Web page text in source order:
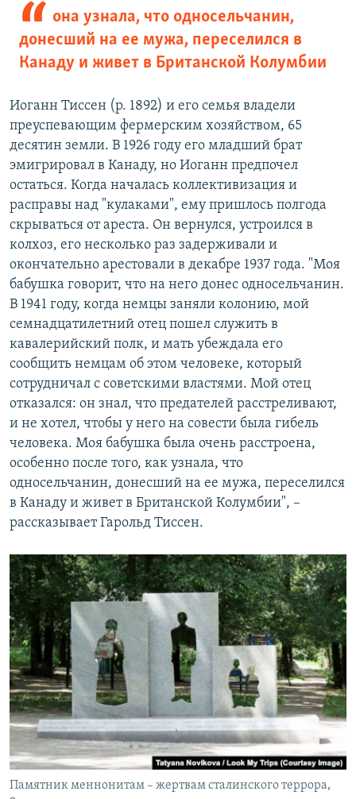
она узнала, что односельчанин,
донесший на ее мужа, переселился в
Канаду и живет в Британской Колумбии
Иоганн Тиссен (р. 1892) и его семья владели
преуспевающим фермерским хозяйством, 65
десятин земли. В 1926 году его младший брат
эмигрировал в Канаду, но Иоганн предпочел
остаться. Когда началась коллективизация и
расправы над "кулаками", ему пришлось полгода
скрываться от ареста. Он вернулся, устроился в
колхоз, его несколько раз задерживали и
окончательно арестовали в декабре 1937 года. "Моя
бабушка говорит, что на него донес односельчанин.
В 1941 году, когда немцы заняли колонию, мой
семнадцатилетний отец пошел служить в
кавалерийский полк, и мать убеждала его
сообщить немцам об этом человеке, который
сотрудничал с советскими властями. Мой отец
отказался: он знал, что предателей расстреливают,
и не хотел, чтобы у него на совести была гибель
человека. Моя бабушка была очень расстроена,
особенно после того, как узнала, что
односельчанин, донесший на ее мужа, переселился
в Канаду и живет в Британской Колумбии", –
рассказывает Гарольд Тиссен.
Памятник меннонитам – жертвам сталинского террора,